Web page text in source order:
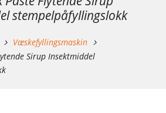
stempelpåfyllingslokk
Væskefyllingsmaskin
Sirup Insektmiddel